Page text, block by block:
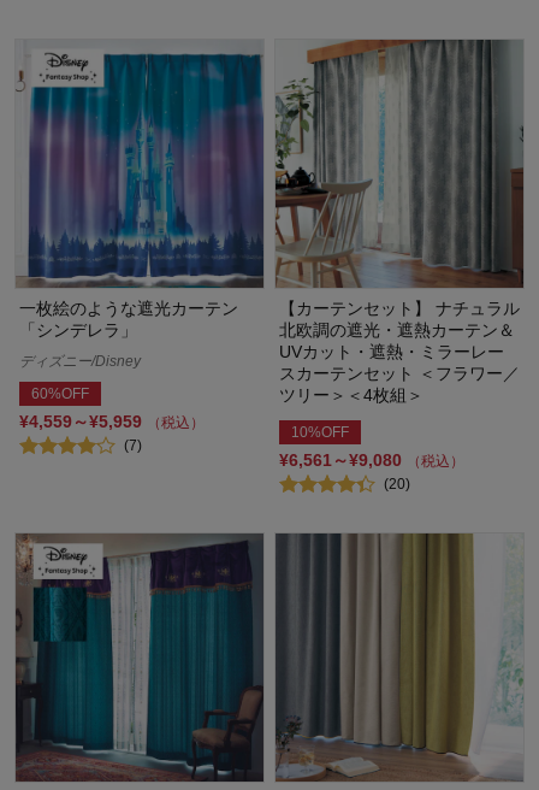
一枚絵のような遮光カーテン
「シンデレラ」
ディズニー/Disney
60%OFF
¥4,559～¥5,959
（税込）
(7)
【カーテンセット】 ナチュラル
北欧調の遮光・遮熱カーテン＆
UVカット・遮熱・ミラーレー
スカーテンセット ＜フラワー／
ツリー＞＜4枚組＞
10%OFF
¥6,561～¥9,080
（税込）
(20)